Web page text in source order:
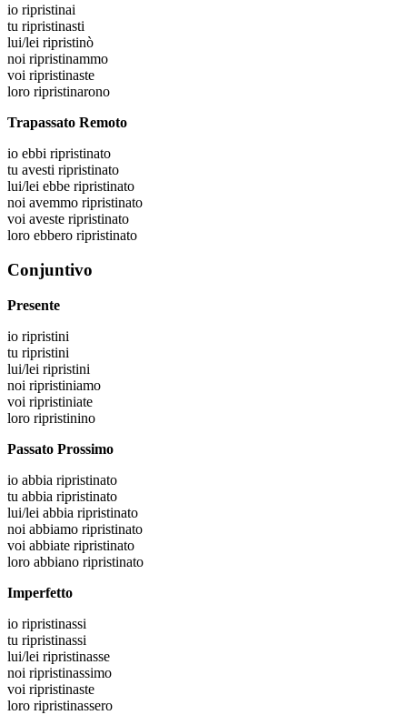
io ripristinai
tu ripristinasti
lui/lei ripristinò
noi ripristinammo
voi ripristinaste
loro ripristinarono
Trapassato Remoto
io ebbi ripristinato
tu avesti ripristinato
lui/lei ebbe ripristinato
noi avemmo ripristinato
voi aveste ripristinato
loro ebbero ripristinato
Conjuntivo
Presente
io ripristini
tu ripristini
lui/lei ripristini
noi ripristiniamo
voi ripristiniate
loro ripristinino
Passato Prossimo
io abbia ripristinato
tu abbia ripristinato
lui/lei abbia ripristinato
noi abbiamo ripristinato
voi abbiate ripristinato
loro abbiano ripristinato
Imperfetto
io ripristinassi
tu ripristinassi
lui/lei ripristinasse
noi ripristinassimo
voi ripristinaste
loro ripristinassero